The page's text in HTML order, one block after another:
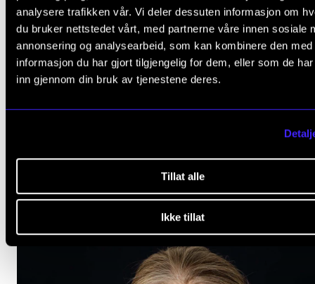
analysere trafikken vår. Vi deler dessuten informasjon om
du bruker nettstedet vårt, med partnerne våre innen sosiale
annonsering og analysearbeid, som kan kombinere den med
informasjon du har gjort tilgjengelig for dem, eller som de
inn gjennom din bruk av tjenestene deres.
Tillat alle
Ikke tillat
MUSIKKPEDAGOGIKK